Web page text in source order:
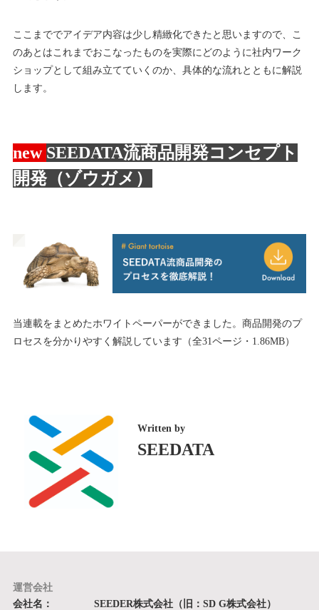
Written by
SEEDATA
ここまででアイデア内容は少し精緻化できたと思いますので、こ
のあとはこれまでおこなったものを実際にどのように社内ワーク
ショップとして組み立てていくのか、具体的な流れとともに解説
します。
new SEEDATA流商品開発コンセプト
開発（ゾウガメ）
当連載をまとめたホワイトペーパーができました。商品開発のプ
ロセスを分かりやすく解説しています（全31ページ・1.86MB）
運営会社
会社名：
SEEDER株式会社（旧：SD G株式会社）